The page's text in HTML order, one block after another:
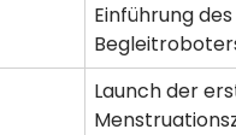
Einführung
Launch der